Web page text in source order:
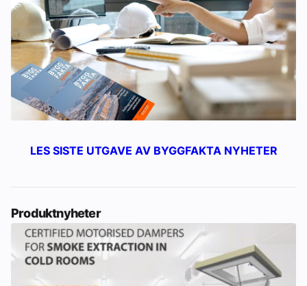
LES SISTE UTGAVE AV BYGGFAKTA NYHETER
Produktnyheter